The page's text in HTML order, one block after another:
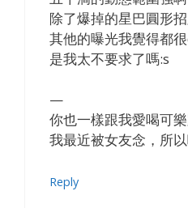
除了爆掉的星巴圓形招
其他的曝光我覺得都
是我太不要求了嗎:s
—
你也一樣跟我愛喝可
我最近被女友念，所
Reply